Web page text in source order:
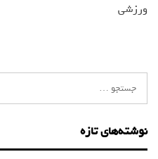
ورزشی
نوشته‌های تازه